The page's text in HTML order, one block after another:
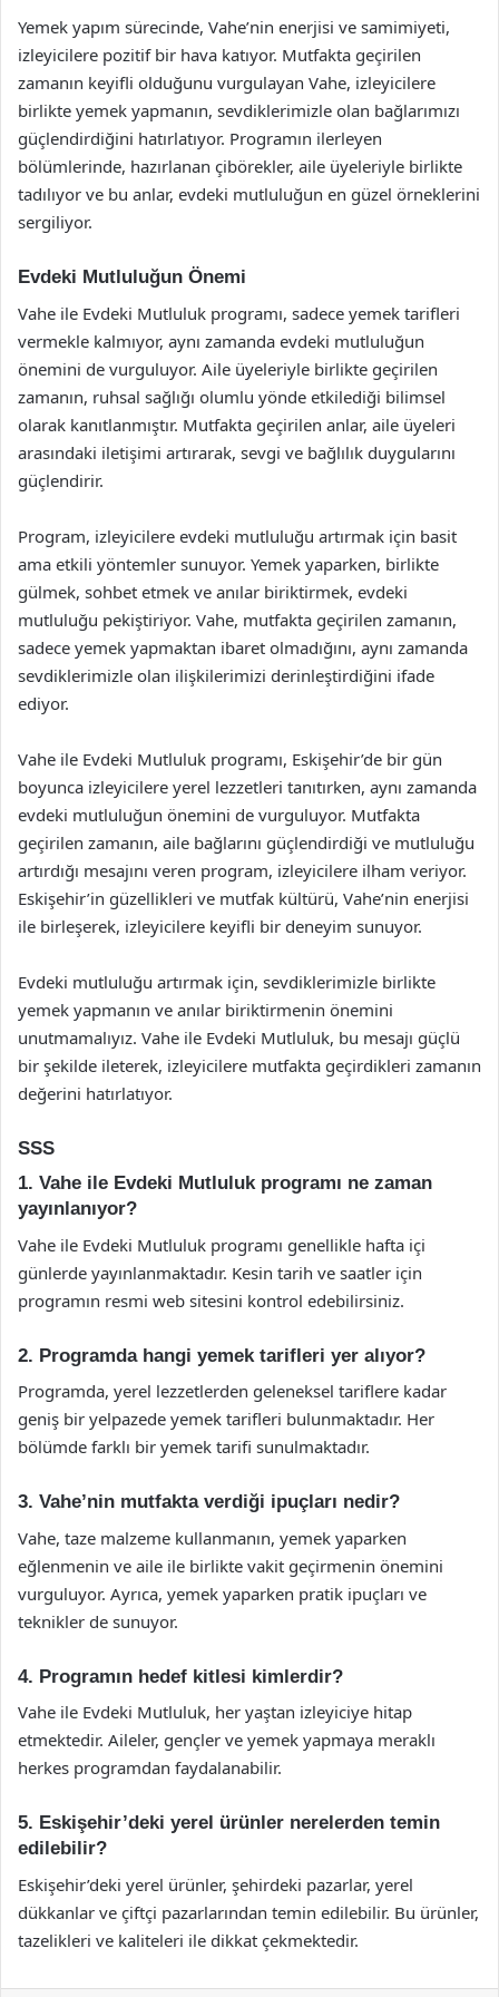
Yemek yapım sürecinde, Vahe’nin enerjisi ve samimiyeti,
izleyicilere pozitif bir hava katıyor. Mutfakta geçirilen
zamanın keyifli olduğunu vurgulayan Vahe, izleyicilere
birlikte yemek yapmanın, sevdiklerimizle olan bağlarımızı
güçlendirdiğini hatırlatıyor. Programın ilerleyen
bölümlerinde, hazırlanan çibörekler, aile üyeleriyle birlikte
tadılıyor ve bu anlar, evdeki mutluluğun en güzel örneklerini
sergiliyor.
Evdeki Mutluluğun Önemi
Vahe ile Evdeki Mutluluk programı, sadece yemek tarifleri
vermekle kalmıyor, aynı zamanda evdeki mutluluğun
önemini de vurguluyor. Aile üyeleriyle birlikte geçirilen
zamanın, ruhsal sağlığı olumlu yönde etkilediği bilimsel
olarak kanıtlanmıştır. Mutfakta geçirilen anlar, aile üyeleri
arasındaki iletişimi artırarak, sevgi ve bağlılık duygularını
güçlendirir.
Program, izleyicilere evdeki mutluluğu artırmak için basit
ama etkili yöntemler sunuyor. Yemek yaparken, birlikte
gülmek, sohbet etmek ve anılar biriktirmek, evdeki
mutluluğu pekiştiriyor. Vahe, mutfakta geçirilen zamanın,
sadece yemek yapmaktan ibaret olmadığını, aynı zamanda
sevdiklerimizle olan ilişkilerimizi derinleştirdiğini ifade
ediyor.
Vahe ile Evdeki Mutluluk programı, Eskişehir’de bir gün
boyunca izleyicilere yerel lezzetleri tanıtırken, aynı zamanda
evdeki mutluluğun önemini de vurguluyor. Mutfakta
geçirilen zamanın, aile bağlarını güçlendirdiği ve mutluluğu
artırdığı mesajını veren program, izleyicilere ilham veriyor.
Eskişehir’in güzellikleri ve mutfak kültürü, Vahe’nin enerjisi
ile birleşerek, izleyicilere keyifli bir deneyim sunuyor.
Evdeki mutluluğu artırmak için, sevdiklerimizle birlikte
yemek yapmanın ve anılar biriktirmenin önemini
unutmamalıyız. Vahe ile Evdeki Mutluluk, bu mesajı güçlü
bir şekilde ileterek, izleyicilere mutfakta geçirdikleri zamanın
değerini hatırlatıyor.
SSS
1. Vahe ile Evdeki Mutluluk programı ne zaman
yayınlanıyor?
Vahe ile Evdeki Mutluluk programı genellikle hafta içi
günlerde yayınlanmaktadır. Kesin tarih ve saatler için
programın resmi web sitesini kontrol edebilirsiniz.
2. Programda hangi yemek tarifleri yer alıyor?
Programda, yerel lezzetlerden geleneksel tariflere kadar
geniş bir yelpazede yemek tarifleri bulunmaktadır. Her
bölümde farklı bir yemek tarifi sunulmaktadır.
3. Vahe’nin mutfakta verdiği ipuçları nedir?
Vahe, taze malzeme kullanmanın, yemek yaparken
eğlenmenin ve aile ile birlikte vakit geçirmenin önemini
vurguluyor. Ayrıca, yemek yaparken pratik ipuçları ve
teknikler de sunuyor.
4. Programın hedef kitlesi kimlerdir?
Vahe ile Evdeki Mutluluk, her yaştan izleyiciye hitap
etmektedir. Aileler, gençler ve yemek yapmaya meraklı
herkes programdan faydalanabilir.
5. Eskişehir’deki yerel ürünler nerelerden temin
edilebilir?
Eskişehir’deki yerel ürünler, şehirdeki pazarlar, yerel
dükkanlar ve çiftçi pazarlarından temin edilebilir. Bu ürünler,
tazelikleri ve kaliteleri ile dikkat çekmektedir.